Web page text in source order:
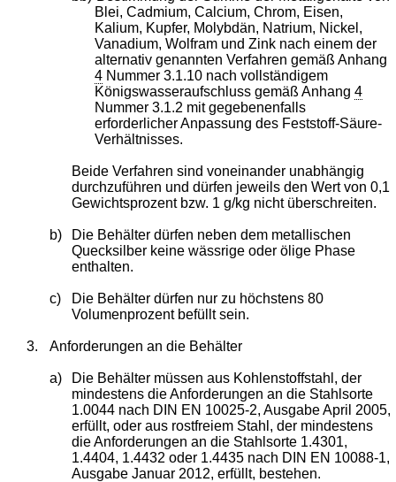
Blei, Cadmium, Calcium, Chrom, Eisen,
Kalium, Kupfer, Molybdän, Natrium, Nickel,
Vanadium, Wolfram und Zink nach einem der
alternativ genannten Verfahren gemäß Anhang
4Nummer 3.1.10 nach vollständigem
Königswasseraufschluss gemäß Anhang 4
Nummer 3.1.2 mit gegebenenfalls
erforderlicher Anpassung des Feststoff-Säure-
Verhältnisses.
Beide Verfahren sind voneinander unabhängig
durchzuführen und dürfen jeweils den Wert von 0,1
Gewichtsprozent bzw. 1 g/kg nicht überschreiten.
b)
Die Behälter dürfen neben dem metallischen
Quecksilber keine wässrige oder ölige Phase
enthalten.
c)
Die Behälter dürfen nur zu höchstens 80
Volumenprozent befüllt sein.
3. Anforderungen an die Behälter
a)
Die Behälter müssen aus Kohlenstoffstahl, der
mindestens die Anforderungen an die Stahlsorte
1.0044 nach DIN EN 10025-2, Ausgabe April 2005,
erfüllt, oder aus rostfreiem Stahl, der mindestens
die Anforderungen an die Stahlsorte 1.4301,
1.4404, 1.4432 oder 1.4435 nach DIN EN 10088-1,
Ausgabe Januar 2012, erfüllt, bestehen.